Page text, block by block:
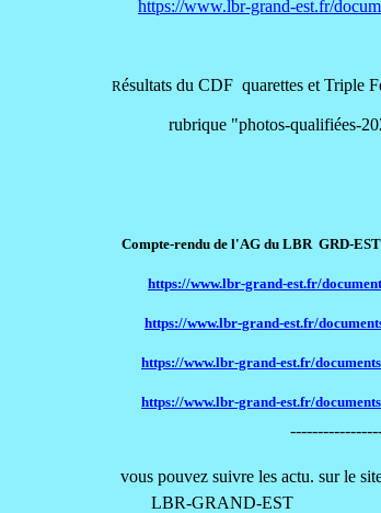
https://www.lbr-grand-est.fr/
Résultats du CDF quarettes et
rubrique "photos-qualifiées-
Compte-rendu de l'AG du LBR GRD-EST à
https://www.lbr-grand-est.fr/
https://www.lbr-grand-est.fr/
https://www.lbr-grand-est.fr/
https://www.lbr-grand-est.fr/
vous pouvez suivre les actu. sur le site
LBR-GRAND-EST